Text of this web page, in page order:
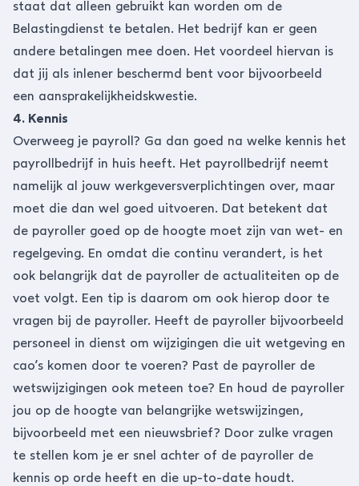
staat dat alleen gebruikt kan worden om de
Belastingdienst te betalen. Het bedrijf kan er geen
andere betalingen mee doen. Het voordeel hiervan is
dat jij als inlener beschermd bent voor bijvoorbeeld
een aansprakelijkheidskwestie.
4. Kennis
Overweeg je payroll? Ga dan goed na welke kennis het
payrollbedrijf in huis heeft. Het payrollbedrijf neemt
namelijk al jouw werkgeversverplichtingen over, maar
moet die dan wel goed uitvoeren. Dat betekent dat
de payroller goed op de hoogte moet zijn van wet- en
regelgeving. En omdat die continu verandert, is het
ook belangrijk dat de payroller de actualiteiten op de
voet volgt. Een tip is daarom om ook hierop door te
vragen bij de payroller. Heeft de payroller bijvoorbeeld
personeel in dienst om wijzigingen die uit wetgeving en
cao’s komen door te voeren? Past de payroller de
wetswijzigingen ook meteen toe? En houd de payroller
jou op de hoogte van belangrijke wetswijzingen,
bijvoorbeeld met een nieuwsbrief? Door zulke vragen
te stellen kom je er snel achter of de payroller de
kennis op orde heeft en die up-to-date houdt.